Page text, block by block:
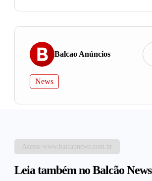
Balcao Anúncios
News
Acesse www.balcaonews.com.br
Leia também no Balcão News